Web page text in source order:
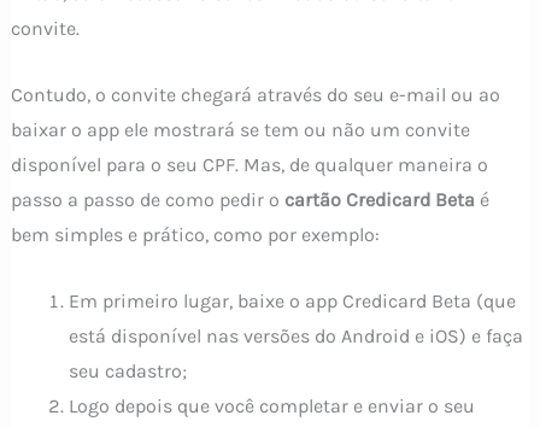
convite.
Contudo, o convite chegará através do seu e-mail ou ao
baixar o app ele mostrará se tem ou não um convite
disponível para o seu CPF. Mas, de qualquer maneira o
passo a passo de como pedir o cartão Credicard Beta é
bem simples e prático, como por exemplo:
Em primeiro lugar, baixe o app Credicard Beta (que
está disponível nas versões do Android e iOS) e faça
seu cadastro;
Logo depois que você completar e enviar o seu